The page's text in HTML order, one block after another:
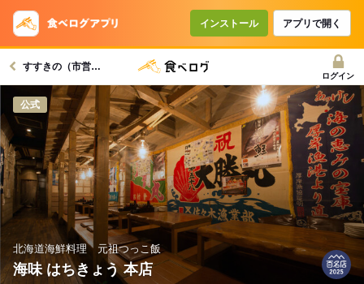
インストール アプリで開く
すすきの（市営）駅グルメへ
ログイン
公式
北海道海鮮料理 元祖つっこ飯
海味 はちきょう 本店